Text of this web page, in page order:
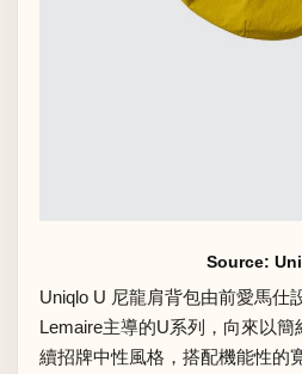
Source:
Uniqlo U 尼龍肩背包由前愛馬仕
Lemaire主導的U系列，向來以
續招牌中性風格，搭配機能性的